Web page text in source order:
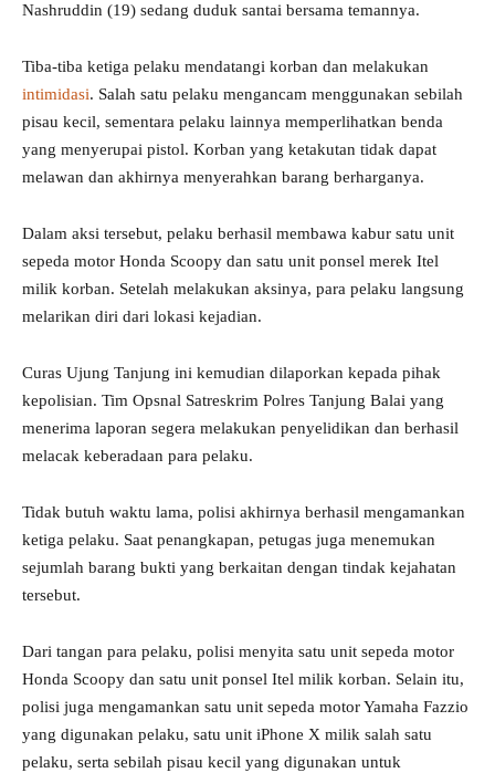
Nashruddin (19) sedang duduk santai bersama temannya.
Tiba-tiba ketiga pelaku mendatangi korban dan melakukan
intimidasi. Salah satu pelaku mengancam menggunakan sebilah
pisau kecil, sementara pelaku lainnya memperlihatkan benda
yang menyerupai pistol. Korban yang ketakutan tidak dapat
melawan dan akhirnya menyerahkan barang berharganya.
Dalam aksi tersebut, pelaku berhasil membawa kabur satu unit
sepeda motor Honda Scoopy dan satu unit ponsel merek Itel
milik korban. Setelah melakukan aksinya, para pelaku langsung
melarikan diri dari lokasi kejadian.
Curas Ujung Tanjung ini kemudian dilaporkan kepada pihak
kepolisian. Tim Opsnal Satreskrim Polres Tanjung Balai yang
menerima laporan segera melakukan penyelidikan dan berhasil
melacak keberadaan para pelaku.
Tidak butuh waktu lama, polisi akhirnya berhasil mengamankan
ketiga pelaku. Saat penangkapan, petugas juga menemukan
sejumlah barang bukti yang berkaitan dengan tindak kejahatan
tersebut.
Dari tangan para pelaku, polisi menyita satu unit sepeda motor
Honda Scoopy dan satu unit ponsel Itel milik korban. Selain itu,
polisi juga mengamankan satu unit sepeda motor Yamaha Fazzio
yang digunakan pelaku, satu unit iPhone X milik salah satu
pelaku, serta sebilah pisau kecil yang digunakan untuk